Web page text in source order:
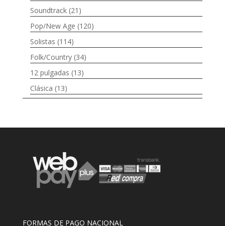
Soundtrack (21)
Pop/New Age (120)
Solistas (114)
Folk/Country (34)
12 pulgadas (13)
Clásica (13)
FORMAS DE PAGO NACIONAL